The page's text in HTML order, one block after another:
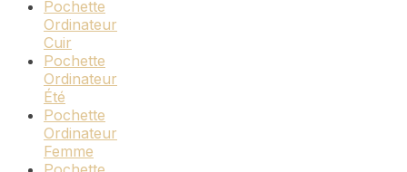
Pochette
Ordinateur
Cuir
Pochette
Ordinateur
Été
Pochette
Ordinateur
Femme